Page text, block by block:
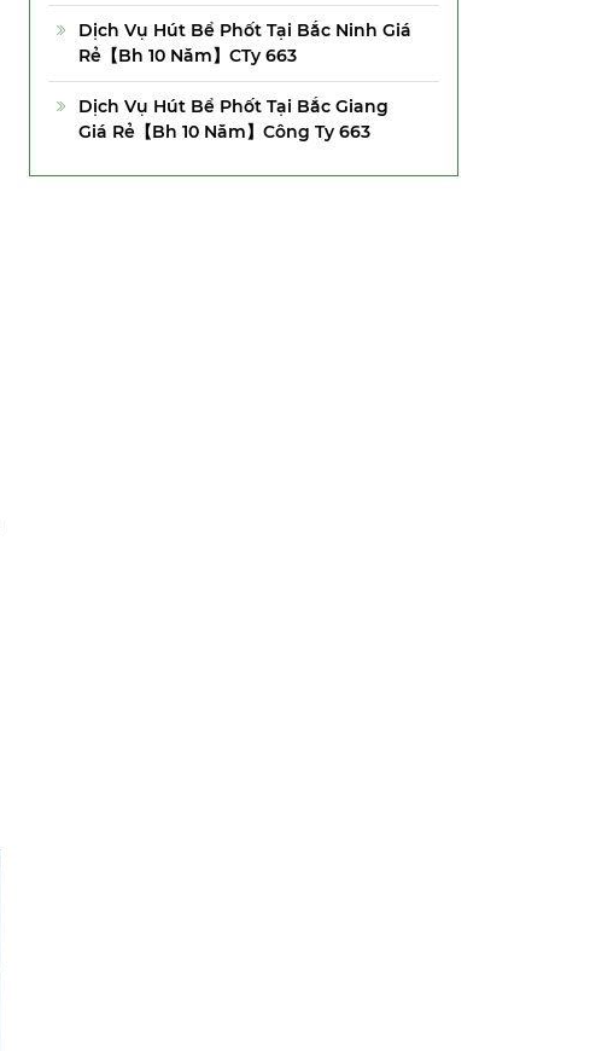
Dịch Vụ Hút Bể Phốt Tại Bắc Ninh Giá
Rẻ【Bh 10 Năm】CTy 663
Dịch Vụ Hút Bể Phốt Tại Bắc Giang
Giá Rẻ【Bh 10 Năm】Công Ty 663